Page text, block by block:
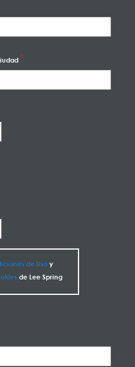
de Usoy
de Lee Spring